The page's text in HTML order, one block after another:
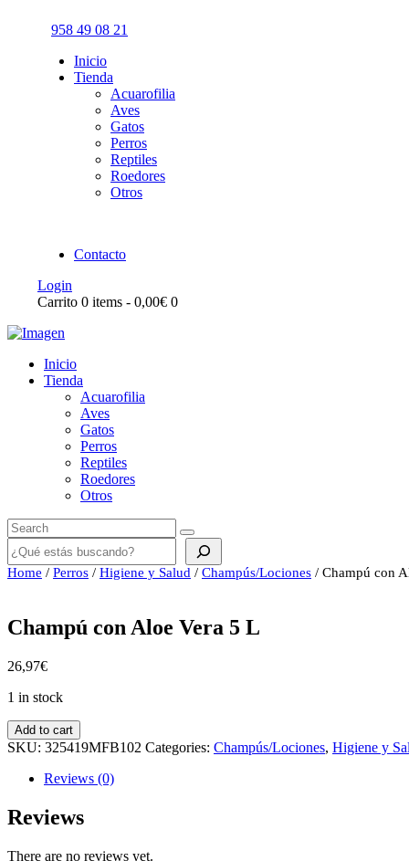
958 49 08 21
Inicio
Tienda
Acuarofilia
Aves
Gatos
Perros
Reptiles
Roedores
Otros
Contacto
Login
Carrito 0 items - 0,00€ 0
Inicio
Tienda
Acuarofilia
Aves
Gatos
Perros
Reptiles
Roedores
Otros
Buscar
Home / Perros / Higiene y Salud / Champús/Lociones / Champú con
Champú con Aloe Vera 5 L
26,97€
1 in stock
Champú
con
Vera
L
quantity
Add to cart
SKU: 325419MFB102 Categories: Champús/Lociones, Higiene y
Reviews (0)
Reviews
There are no reviews yet.